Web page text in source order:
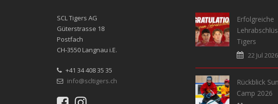
SCL Tigers AG
Güterstrasse 18
Postfach
CH-3550 Langnau i.E.
+41 34 408 35 35
info@scltigers.ch
Erfolgreiche
Tigers
22 Jul 2026
Rückblick
Camp 2026